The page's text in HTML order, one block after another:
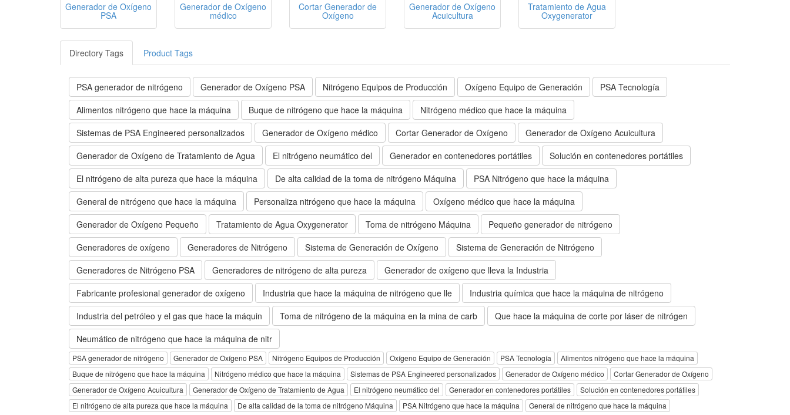
Generador de Oxígeno
PSA
Generador de Oxígeno
médico
Cortar Generador de
Oxígeno
Generador de Oxígeno
Acuicultura
Tratamiento de Agua
Oxygenerator
Directory Tags Product Tags
PSA generador de nitrógeno Generador de Oxígeno PSA Nitrógeno Equipos de Producción Oxígeno Equipo de Generación
PSA Tecnología
Alimentos nitrógeno que hace la máquina
Buque de nitrógeno que hace la máquina
Nitrógeno médico que hace la máquina
Sistemas de PSA Engineered personalizados
Generador de Oxígeno médico Cortar Generador de Oxígeno
Generador de Oxígeno Acuicultura
Generador de Oxígeno de Tratamiento de Agua
El nitrógeno neumático del Generador en contenedores portátiles
Solución en contenedores portátiles
El nitrógeno de alta pureza que hace la máquina
De alta calidad de la toma de nitrógeno Máquina
PSA Nitrógeno que hace la máquina
General de nitrógeno que hace la máquina
Personaliza nitrógeno que hace la máquina
Oxígeno médico que hace la máquina
Generador de Oxígeno Pequeño
Tratamiento de Agua Oxygenerator Toma de nitrógeno Máquina
Pequeño generador de nitrógeno
Generadores de oxígeno
Generadores de Nitrógeno Sistema de Generación de Oxígeno
Sistema de Generación de Nitrógeno
Generadores de Nitrógeno PSA
Generadores de nitrógeno de alta pureza
Generador de oxígeno que lleva la Industria
Fabricante profesional generador de oxígeno
Industria que hace la máquina de nitrógeno que lle
Industria química que hace la máquina de nitrógeno
Industria del petróleo y el gas que hace la máquin
Toma de nitrógeno de la máquina en la mina de carb
Que hace la máquina de corte por láser de nitrógen
Neumático de nitrógeno que hace la máquina de nitr
PSA generador de nitrógeno Generador de Oxígeno PSA Nitrógeno Equipos de Producción Oxígeno Equipo de Generación PSA Tecnología
Alimentos nitrógeno que hace la máquina
Buque de nitrógeno que hace la máquina
Nitrógeno médico que hace la máquina Sistemas de PSA Engineered personalizados Generador de Oxígeno médico
Cortar Generador de Oxígeno
Generador de Oxígeno Acuicultura
Generador de Oxígeno de Tratamiento de Agua El nitrógeno neumático del Generador en contenedores portátiles
Solución en contenedores portátiles
El nitrógeno de alta pureza que hace la máquina
De alta calidad de la toma de nitrógeno Máquina PSA Nitrógeno que hace la máquina General de nitrógeno que hace la máquina